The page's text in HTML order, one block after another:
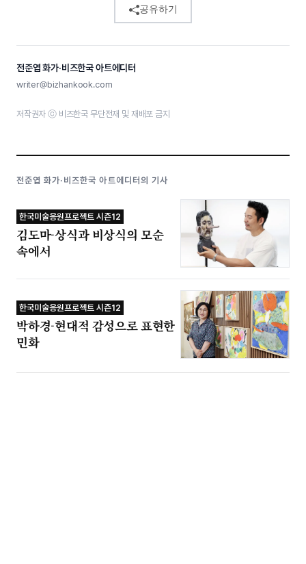
공유하기
전준엽 화가·비즈한국 아트에디터
writer@bizhankook.com
저작권자 ⓒ 비즈한국 무단전재 및 재배포 금지
전준엽 화가·비즈한국 아트에디터의 기사
한국미술응원프로젝트 시즌12
김도마-상식과 비상식의 모순
속에서
한국미술응원프로젝트 시즌12
박하경-현대적 감성으로 표현한
민화